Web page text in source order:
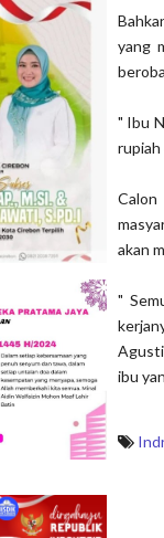
yang
" Ibu
akan
"
ibu